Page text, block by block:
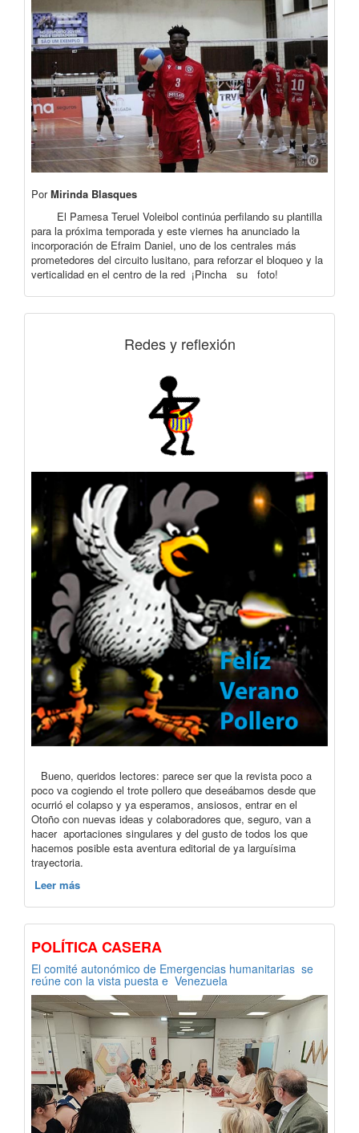
PorMirinda Blasques
El Pamesa Teruel Voleibol continúa perfilando su plantilla
para la próxima temporada y este viernes ha anunciado la
incorporación de Efraim Daniel, uno de los centrales más
prometedores del circuito lusitano, para reforzar el bloqueo y la
verticalidad en el centro de la red ¡Pincha su foto!
Redes y reflexión
Bueno, queridos lectores: parece ser que la revista poco a
poco va cogiendo el trote pollero que deseábamos desde que
ocurrió el colapso y ya esperamos, ansiosos, entrar en el
Otoño con nuevas ideas y colaboradores que, seguro, van a
hacer aportaciones singulares y del gusto de todos los que
hacemos posible esta aventura editorial de ya larguísima
trayectoria.
Leer más
POLÍTICA CASERA
El comité autonómico de Emergencias humanitarias se
reúne con la vista puesta e Venezuela